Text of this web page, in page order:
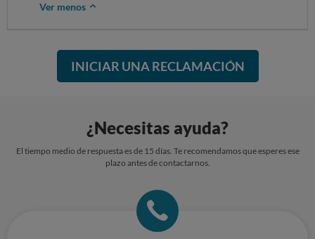
Ver menos
INICIAR UNA RECLAMACIÓN
¿Necesitas ayuda?
El tiempo medio de respuesta es de 15 días. Te recomendamos que esperes ese
plazo antes de contactarnos.